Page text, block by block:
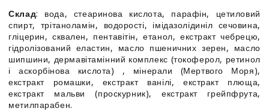
Склад: вода, стеаринова кислота, парафін, цетиловий
спирт, трітаноламін, водорості, імідазолідиніл сечовина,
гліцерин, сквален, пентавітін, етанол, екстракт чебрецю,
гідролізований еластин, масло пшеничних зерен, масло
шипшини, дермавітамінний комплекс (токоферол, ретинол
і аскорбінова кислота) , мінерали (Мертвого Моря),
екстракт ромашки, екстракт ванілі, екстракт плюща,
екстракт мальви (проскурник), екстракт грейпфрута,
метилпарабен.